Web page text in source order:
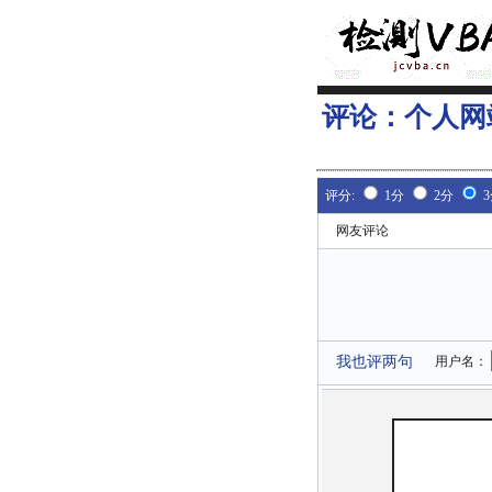
评论： 个人
评分: 1分 2分
网友评论
我也评两句 用户名：